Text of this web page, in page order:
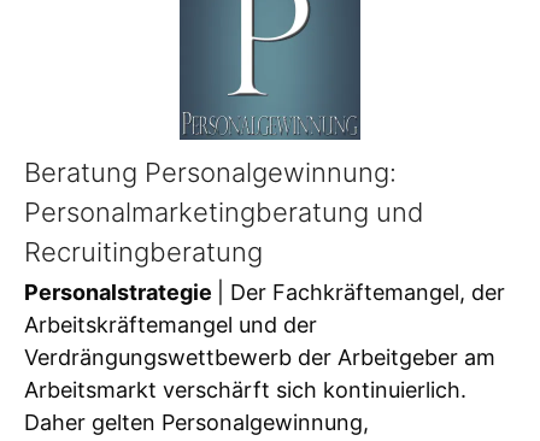
Beratung Personalgewinnung:
Personalmarketingberatung und
Recruitingberatung
Personalstrategie
| Der Fachkräftemangel, der
Arbeitskräftemangel und der
Verdrängungswettbewerb der Arbeitgeber am
Arbeitsmarkt verschärft sich kontinuierlich.
Daher gelten Personalgewinnung,